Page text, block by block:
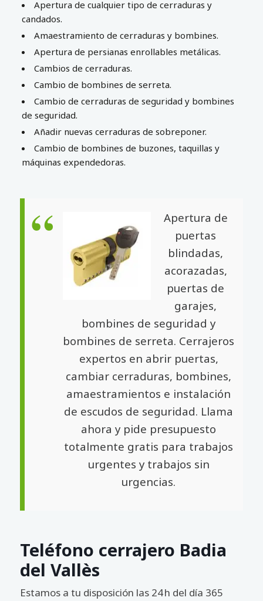
Apertura de cualquier tipo de cerraduras y
candados.
Amaestramiento de cerraduras y bombines.
Apertura de persianas enrollables metálicas.
Cambios de cerraduras.
Cambio de bombines de serreta.
Cambio de cerraduras de seguridad y bombines
de seguridad.
Añadir nuevas cerraduras de sobreponer.
Cambio de bombines de buzones, taquillas y
máquinas expendedoras.
Apertura de
puertas
blindadas,
acorazadas,
puertas de
garajes,
bombines de seguridad y
bombines de serreta. Cerrajeros
expertos en abrir puertas,
cambiar cerraduras, bombines,
amaestramientos e instalación
de escudos de seguridad. Llama
ahora y pide presupuesto
totalmente gratis para trabajos
urgentes y trabajos sin
urgencias.
Teléfono cerrajero Badia
del Vallès
Estamos a tu disposición las 24 h del día 365